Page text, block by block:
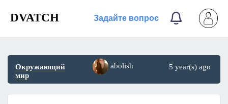
DVATCH Задайте вопрос
Окружающий
мир
abolish 5 year(s) ago